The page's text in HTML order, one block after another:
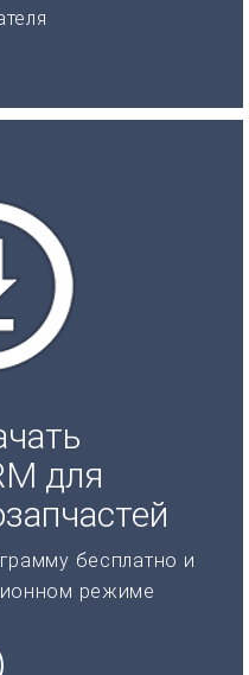
для
бесплатно и
режиме